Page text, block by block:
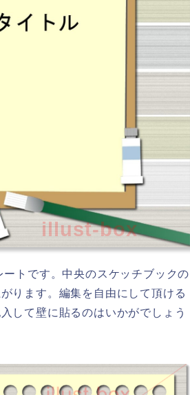
illust-box
トです。中央のスケッチブックの
ります。編集を自由にして頂ける
して壁に貼るのはいかがでしょう